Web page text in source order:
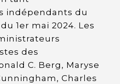
indépendants du
1er mai 2024. Les
des
C. Berg, Maryse
Charles